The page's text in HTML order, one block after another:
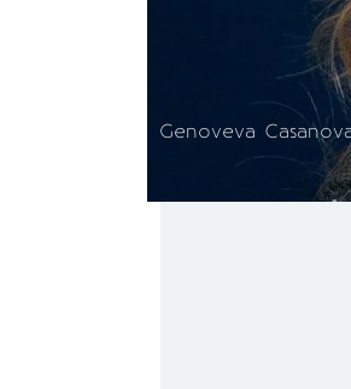
Genoveva